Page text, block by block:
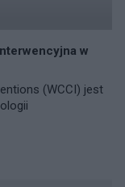
w
(WCCI) jest